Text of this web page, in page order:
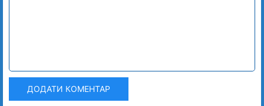
ДОДАТИ КОМЕНТАР